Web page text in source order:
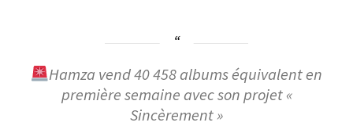
Hamza vend 40 458 albums équivalent en
première semaine avec son projet «
Sincèrement »